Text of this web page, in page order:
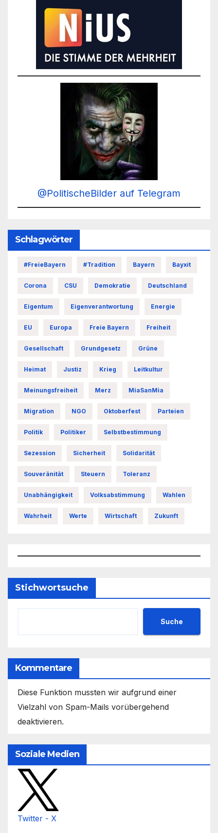
@PolitischeBilder auf Telegram
Schlagwörter
#FreieBayern #Tradition Bayern Bayxit
Corona CSU Demokratie Deutschland
Eigentum Eigenverantwortung Energie
EU Europa Freie Bayern Freiheit
Gesellschaft Grundgesetz Grüne
Heimat Justiz Krieg Leitkultur
Meinungsfreiheit Merz MiaSanMia
Migration NGO Oktoberfest Parteien
Politik Politiker Selbstbestimmung
Sezession Sicherheit Solidarität
Souveränität Steuern Toleranz
Unabhängigkeit Volksabstimmung Wahlen
Wahrheit Werte Wirtschaft Zukunft
Stichwortsuche
Suche
Kommentare
Diese Funktion mussten wir aufgrund einer
Vielzahl von Spam-Mails vorübergehend
deaktivieren.
Soziale Medien
Twitter - X